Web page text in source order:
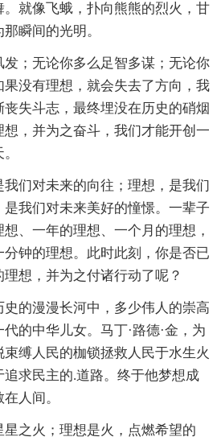
就像飞蛾，扑向熊熊的烈火，甘
瞬间的光明。
；无论你多么足智多谋；无论你
没有理想，就会失去了方向，我
失斗志，最终埋没在历史的硝烟
，并为之奋斗，我们才能开创一
我们对未来的向往；理想，是我们
我们对未来美好的憧憬。一辈子
、一年的理想、一个月的理想，
钟的理想。此时此刻，你是否已
想，并为之付诸行动了呢？
的漫漫长河中，多少伟人的崇高
的中华儿女。马丁·路德·金，为
缚人民的枷锁拯救人民于水生火
求民主的.道路。终于他梦想成
人间。
之火；理想是火，点燃希望的